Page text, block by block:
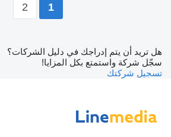
1
2
هل تريد أن يتم إدراجك في دليل الشركات؟
سجّل شركة واستمتع بكل المزايا!
تسجيل شركتك